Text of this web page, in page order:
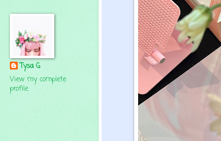
Tysa G
View my complete
profile